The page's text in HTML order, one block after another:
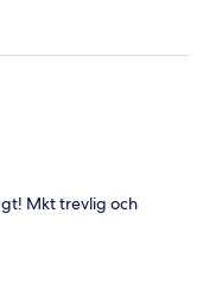
Mkt trevlig och